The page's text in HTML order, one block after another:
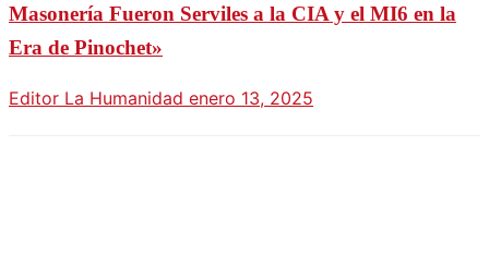
Masonería Fueron Serviles a la CIA y el MI6 en la
Era de Pinochet»
Editor La Humanidad enero 13, 2025